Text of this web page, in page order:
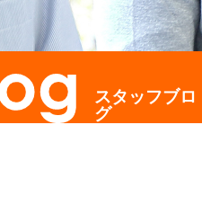
スタッフブロ
グ